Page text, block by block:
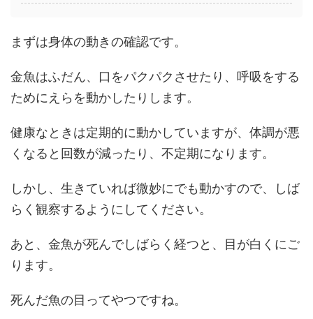
まずは身体の動きの確認です。
金魚はふだん、口をパクパクさせたり、呼吸をする
ためにえらを動かしたりします。
健康なときは定期的に動かしていますが、体調が悪
くなると回数が減ったり、不定期になります。
しかし、生きていれば微妙にでも動かすので、しば
らく観察するようにしてください。
あと、金魚が死んでしばらく経つと、目が白くにご
ります。
死んだ魚の目ってやつですね。